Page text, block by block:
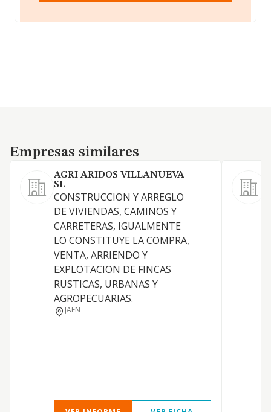
Empresas similares
Empresas similares
AGRI ARIDOS VILLANUEVA
SL
CONSTRUCCION Y ARREGLO
DE VIVIENDAS, CAMINOS Y
CARRETERAS, IGUALMENTE
LO CONSTITUYE LA COMPRA,
VENTA, ARRIENDO Y
EXPLOTACION DE FINCAS
RUSTICAS, URBANAS Y
AGROPECUARIAS.
JAEN